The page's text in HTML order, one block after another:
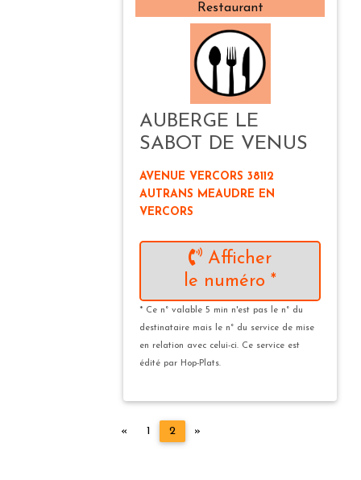
Restaurant
AUBERGE LE
SABOT DE VENUS
AVENUE VERCORS 38112
AUTRANS MEAUDRE EN
VERCORS
Afficher
le numéro *
* Ce n° valable 5 min n'est pas le n° du
destinataire mais le n° du service de mise
en relation avec celui-ci. Ce service est
édité par Hop-Plats.
« Précédent
1 2 »